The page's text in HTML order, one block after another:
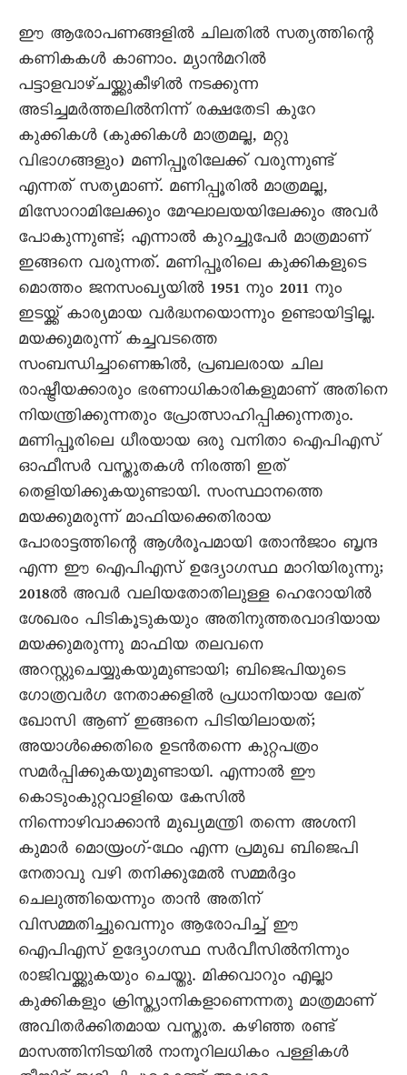
ഈ ആരോപണങ്ങളിൽ ചിലതിൽ സത്യത്തിന്റെ
കണികകൾ കാണാം. മ്യാൻമറിൽ
പട്ടാളവാഴ്ചയ്ക്കുകീഴിൽ നടക്കുന്ന
അടിച്ചമർത്തലിൽനിന്ന് രക്ഷതേടി കുറേ
കുക്കികൾ (കുക്കികൾ മാത്രമല്ല, മറ്റു
വിഭാഗങ്ങളും) മണിപ്പൂരിലേക്ക് വരുന്നുണ്ട്
എന്നത് സത്യമാണ്. മണിപ്പൂരിൽ മാത്രമല്ല,
മിസോറാമിലേക്കും മേഘാലയയിലേക്കും അവർ
പോകുന്നുണ്ട്; എന്നാൽ കുറച്ചുപേർ മാത്രമാണ്
ഇങ്ങനെ വരുന്നത്. മണിപ്പൂരിലെ കുക്കികളുടെ
മൊത്തം ജനസംഖ്യയിൽ 1951 നും 2011 നും
ഇടയ്ക്ക് കാര്യമായ വർദ്ധനയൊന്നും ഉണ്ടായിട്ടില്ല.
മയക്കുമരുന്ന് കച്ചവടത്തെ
സംബന്ധിച്ചാണെങ്കിൽ, പ്രബലരായ ചില
രാഷ്ട്രീയക്കാരും ഭരണാധികാരികളുമാണ് അതിനെ
നിയന്ത്രിക്കുന്നതും പ്രോത്സാഹിപ്പിക്കുന്നതും.
മണിപ്പൂരിലെ ധീരയായ ഒരു വനിതാ ഐപിഎസ്
ഓഫീസർ വസ്തുതകൾ നിരത്തി ഇത്
തെളിയിക്കുകയുണ്ടായി. സംസ്ഥാനത്തെ
മയക്കുമരുന്ന് മാഫിയക്കെതിരായ
പോരാട്ടത്തിന്റെ ആൾരൂപമായി തോൻജാം ബൃന്ദ
എന്ന ഈ ഐപിഎസ് ഉദ്യോഗസ്ഥ മാറിയിരുന്നു;
2018ൽ അവർ വലിയതോതിലുള്ള ഹെറോയിൽ
ശേഖരം പിടികൂടുകയും അതിനുത്തരവാദിയായ
മയക്കുമരുന്നു മാഫിയ തലവനെ
അറസ്റ്റുചെയ്യുകയുമുണ്ടായി; ബിജെപിയുടെ
ഗോത്രവർഗ നേതാക്കളിൽ പ്രധാനിയായ ലേത്
ഖോസി ആണ് ഇങ്ങനെ പിടിയിലായത്;
അയാൾക്കെതിരെ ഉടൻതന്നെ കുറ്റപത്രം
സമർപ്പിക്കുകയുമുണ്ടായി. എന്നാൽ ഈ
കൊടുംകുറ്റവാളിയെ കേസിൽ
നിന്നൊഴിവാക്കാൻ മുഖ്യമന്ത്രി തന്നെ അശനി
കുമാർ മൊയ്രംഗ്-ഥേം എന്ന പ്രമുഖ ബിജെപി
നേതാവു വഴി തനിക്കുമേൽ സമ്മർദ്ദം
ചെലുത്തിയെന്നും താൻ അതിന്
വിസമ്മതിച്ചുവെന്നും ആരോപിച്ച് ഈ
ഐപിഎസ് ഉദ്യോഗസ്ഥ സർവീസിൽനിന്നും
രാജിവയ്ക്കുകയും ചെയ്തു. മിക്കവാറും എല്ലാ
കുക്കികളും ക്രിസ്ത്യാനികളാണെന്നതു മാത്രമാണ്
അവിതർക്കിതമായ വസ്തുത. കഴിഞ്ഞ രണ്ട്
മാസത്തിനിടയിൽ നാനൂറിലധികം പള്ളികൾ